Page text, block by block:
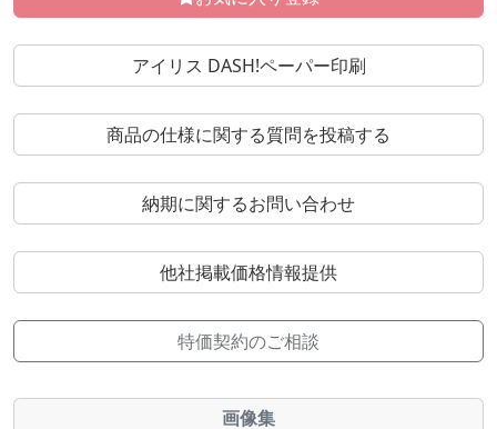
アイリス DASH!ペーパー印刷
商品の仕様に関する質問を投稿する
納期に関するお問い合わせ
他社掲載価格情報提供
特価契約のご相談
画像集